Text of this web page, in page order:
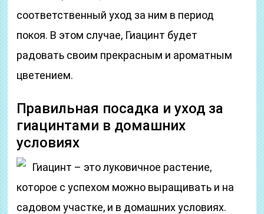
соответственный уход за ним в период
покоя. В этом случае, Гиацинт будет
радовать своим прекрасным и ароматным
цветением.
Правильная посадка и уход за
гиацинтами в домашних
условиях
Гиацинт – это луковичное растение,
которое с успехом можно выращивать и на
садовом участке, и в домашних условиях.